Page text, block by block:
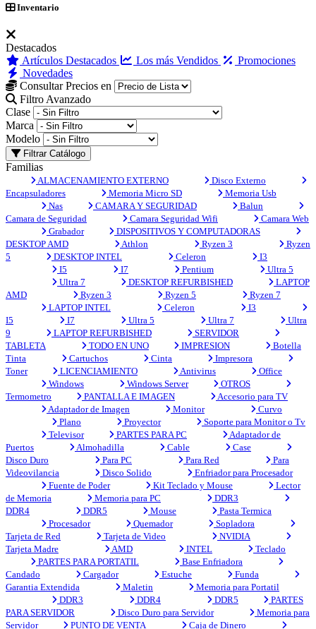
Inventario
Destacados
Artículos Destacados
Los más Vendidos
Promociones
Novedades
Consultar Precios en
Filtro Avanzado
Clase
Marca
Modelo
Filtrar Catálogo
Familias
ALMACENAMIENTO EXTERNO
Disco Externo
Encapsuladores
Memoria Micro SD
Memoria Usb
Nas
CAMARA Y SEGURIDAD
Balun
Camara de Seguridad
Camara Seguridad Wifi
Camara Web
Grabador
DISPOSITIVOS Y COMPUTADORAS
DESKTOP AMD
Athlon Ryzen 3
Ryzen
5
DESKTOP INTEL Celeron
I3
I5
I7 Pentium
Ultra 5
Ultra 7
DESKTOP REFURBISHED
LAPTOP
AMD
Ryzen 3 Ryzen 5
Ryzen 7
LAPTOP INTEL
Celeron
I3
I5
I7 Ultra 5 Ultra 7
Ultra
9
LAPTOP REFURBISHED
SERVIDOR
TABLETA
TODO EN UNO IMPRESION
Botella
Tinta
Cartuchos Cinta
Impresora
Toner
LICENCIAMIENTO Antivirus
Office
Windows
Windows Server
OTROS
Termometro
PANTALLA E IMAGEN
Accesorio para TV
Adaptador de Imagen
Monitor
Curvo
Plano
Proyector
Soporte para Monitor o Tv
Televisor
PARTES PARA PC
Adaptador de
Puertos
Almohadilla Cable
Case
Disco Duro
Para PC Para Red
Para
Videovilancia
Disco Solido
Enfriador para Procesador
Fuente de Poder
Kit Teclado y Mouse
Lector
de Memoria
Memoria para PC
DDR3
DDR4
DDR5 Mouse
Pasta Termica
Procesador
Quemador
Sopladora
Tarjeta de Red
Tarjeta de Video
NVIDIA
Tarjeta Madre
AMD INTEL
Teclado
PARTES PARA PORTATIL
Base Enfriadora
Candado
Cargador Estuche
Funda
Garantia Extendida
Maletin
Memoria para Portatil
DDR3
DDR4 DDR5
PARTES
PARA SERVIDOR
Disco Duro para Servidor
Memoria para
Servidor
PUNTO DE VENTA Caja de Dinero